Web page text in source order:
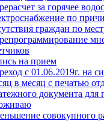
за горячее
по
граждан по
на прием
с 01.06.2019г. на
в месяц с печатью
документа для
совокупного